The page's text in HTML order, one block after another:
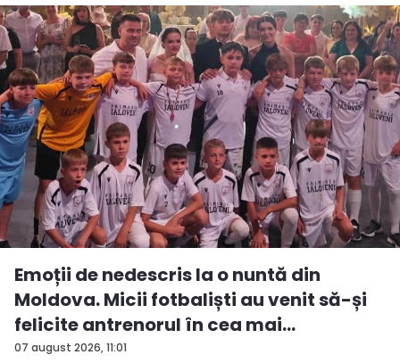
07 august 2026, 11:01
Emoții de nedescris la o nuntă din
Moldova. Micii fotbaliști au venit să-și
felicite antrenorul în cea mai
importan...